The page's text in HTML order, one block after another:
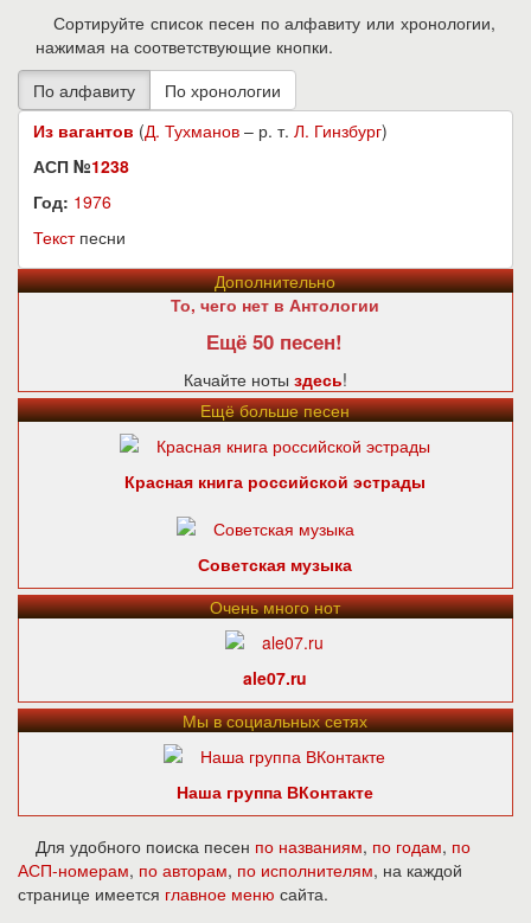
Сортируйте список песен по алфавиту или хронологии,
нажимая на соответствующие кнопки.
Из вагантов (Д. Тухманов – р. т. Л. Гинзбург)
АСП №1238
Год: 1976
Текстпесни
Дополнительно
То, чего нет в Антологии
Ещё 50 песен!
Качайте ноты здесь!
Ещё больше песен
Красная книга российской эстрады
Советская музыка
Очень много нот
ale07.ru
Мы в социальных сетях
Наша группа ВКонтакте
Для удобного поиска песен по названиям, по годам, по
АСП-номерам, по авторам, по исполнителям, на каждой
странице имеется главное меню сайта.